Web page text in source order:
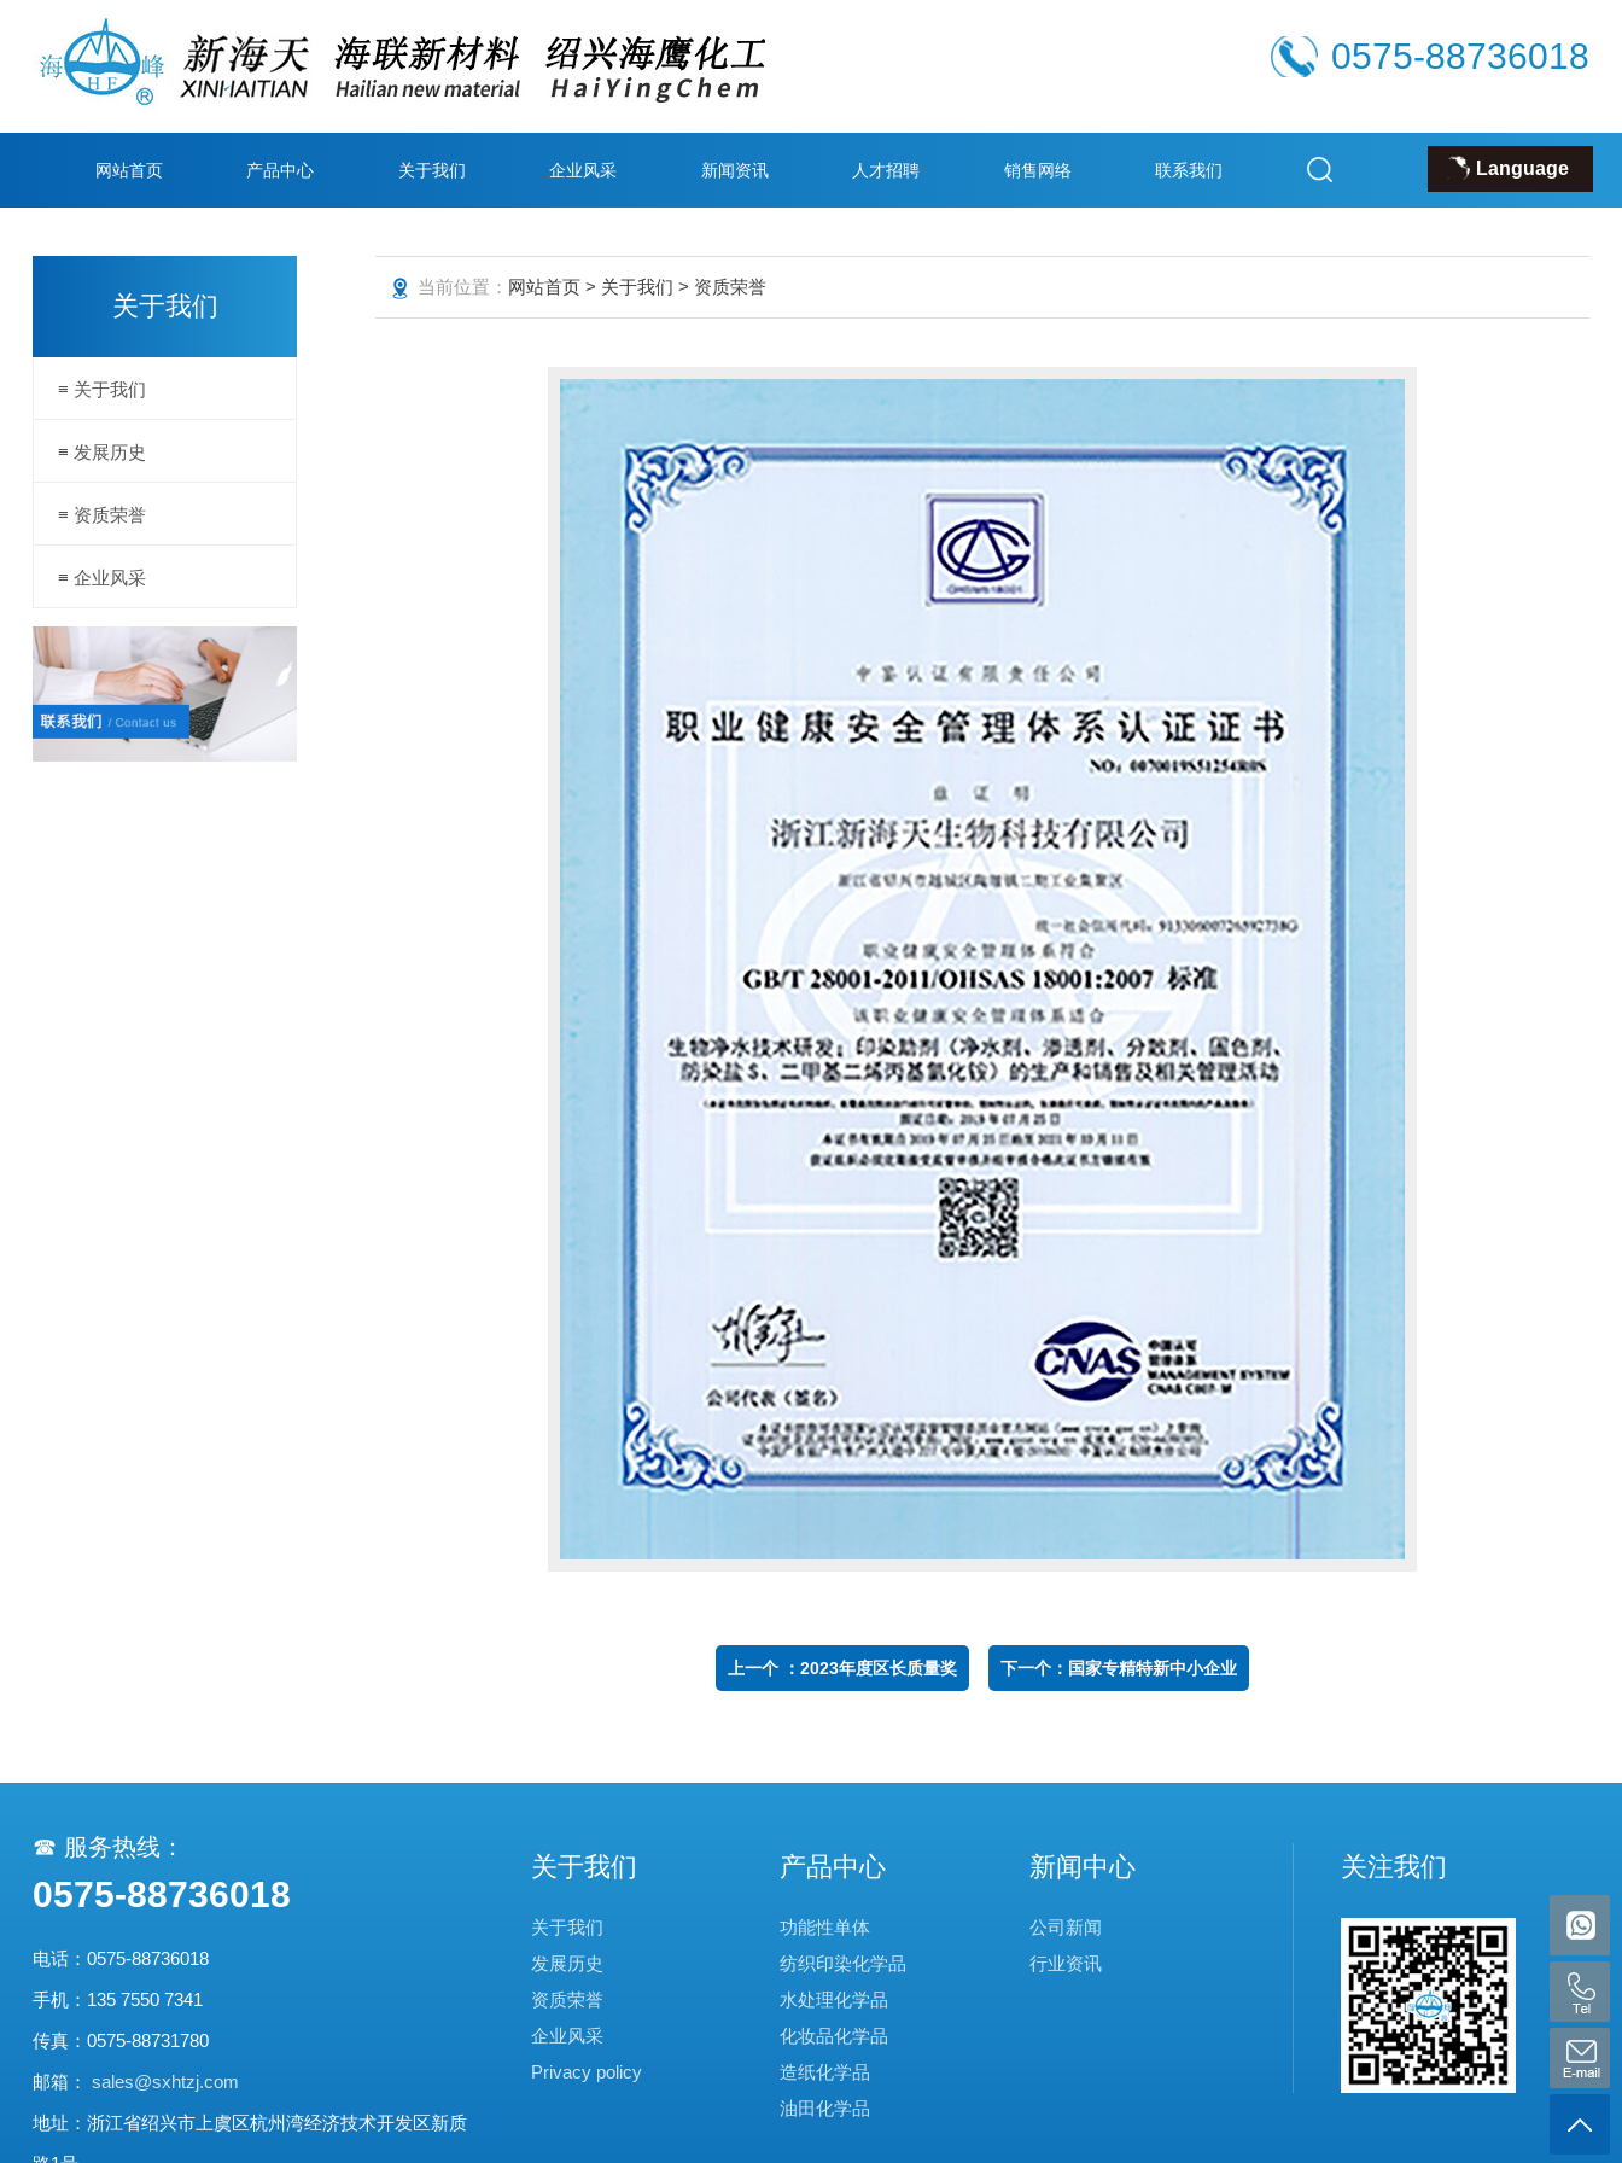
0575-88736018
网站首页 产品中心 关于我们 企业风采 新闻资讯 人才招聘 销售网络 联系我们 Language
关于我们
≡ 关于我们
≡ 发展历史
≡ 资质荣誉
≡ 企业风采
当前位置： 网站首页> 关于我们 > 资质荣誉
上一个 ：2023年度区长质量奖 下一个：国家专精特新中小企业
☎ 服务热线：
0575-88736018
电话：0575-88736018
手机：135 7550 7341
传真：0575-88731780
邮箱： sales@sxhtzj.com
地址：浙江省绍兴市上虞区杭州湾经济技术开发区新质
关于我们
关于我们
发展历史
资质荣誉
企业风采
Privacy policy
产品中心
功能性单体
纺织印染化学品
水处理化学品
化妆品化学品
造纸化学品
油田化学品
新闻中心
公司新闻
行业资讯
关注我们